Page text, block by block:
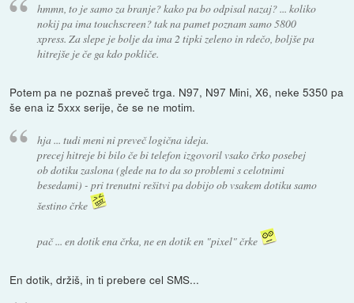
hmmn, to je samo za branje? kako pa bo odpisal nazaj? ... koliko
nokij pa ima touchscreen? tak na pamet poznam samo 5800
xpress. Za slepe je bolje da ima 2 tipki zeleno in rdečo, boljše pa
hitrejše je če ga kdo pokliče.
Potem pa ne poznaš preveč trga. N97, N97 Mini, X6, neke 5350 pa
še ena iz 5xxx serije, če se ne motim.
hja ... tudi meni ni preveč logična ideja.
precej hitreje bi bilo če bi telefon izgovoril vsako črko posebej
ob dotiku zaslona (glede na to da so problemi s celotnimi
besedami) - pri trenutni rešitvi pa dobijo ob vsakem dotiku samo
šestino črke
pač ... en dotik ena črka, ne en dotik en "pixel" črke
En dotik, držiš, in ti prebere cel SMS...